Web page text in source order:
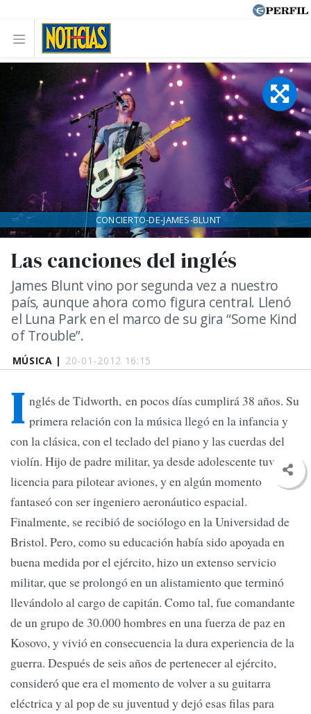
MÚSICA | 20-01-2012 16:15
Las canciones del inglés
James Blunt vino por segunda vez a nuestro
país, aunque ahora como figura central. Llenó
el Luna Park en el marco de su gira “Some Kind
of Trouble”.
CONCIERTO-DE-JAMES-BLUNT
I nglés de Tidworth, en pocos días cumplirá 38 años. Su
primera relación con la música llegó en la infancia y
con la clásica, con el teclado del piano y las cuerdas del
violín. Hijo de padre militar, ya desde adolescente tuvo su
licencia para pilotear aviones, y en algún momento
fantaseó con ser ingeniero aeronáutico espacial.
Finalmente, se recibió de sociólogo en la Universidad de
Bristol. Pero, como su educación había sido apoyada en
buena medida por el ejército, hizo un extenso servicio
militar, que se prolongó en un alistamiento que terminó
llevándolo al cargo de capitán. Como tal, fue comandante
de un grupo de 30.000 hombres en una fuerza de paz en
Kosovo, y vivió en consecuencia la dura experiencia de la
guerra. Después de seis años de pertenecer al ejército,
consideró que era el momento de volver a su guitarra
eléctrica y al pop de su juventud y dejó esas filas para